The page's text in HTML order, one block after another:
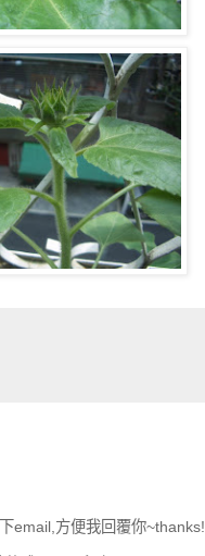
email,方便我回覆你~thanks!